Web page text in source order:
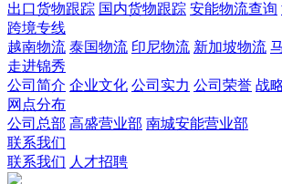
出口货物跟踪 国内货物跟踪 安能物流查询
跨境专线
越南物流 泰国物流 印尼物流 新加坡物流
走进锦秀
公司简介 企业文化 公司实力 公司荣誉 战
网点分布
公司总部 高盛营业部 南城安能营业部
联系我们
联系我们 人才招聘